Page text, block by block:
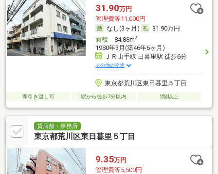
31.90万円
管理費等11,000円
なし(3ヶ月)
31.90万円
面積84.88m2
1980年3月(築46年6ヶ月)
ＪＲ山手線 日暮里駅 徒歩6分
その他の交通
東京都荒川区東日暮里５丁目
即引き渡し可 駅から徒歩7分以内 2階以上
貸店舗・事務所
東京都荒川区東日暮里５丁目
9.35万円
管理費等5,500円